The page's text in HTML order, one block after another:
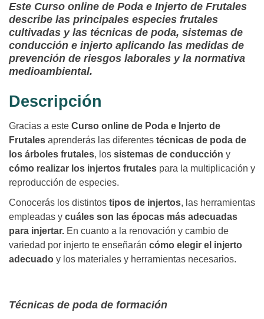
Este Curso online de Poda e Injerto de Frutales
describe las principales especies frutales
cultivadas y las técnicas de poda, sistemas de
conducción e injerto aplicando las medidas de
prevención de riesgos laborales y la normativa
medioambiental.
Descripción
Gracias a este Curso online de Poda e Injerto de
Frutales aprenderás las diferentes técnicas de poda de
los árboles frutales, los sistemas de conducción y
cómo realizar los injertos frutales para la multiplicación y
reproducción de especies.
Conocerás los distintos tipos de injertos, las herramientas
empleadas y cuáles son las épocas más adecuadas
para injertar. En cuanto a la renovación y cambio de
variedad por injerto te enseñarán cómo elegir el injerto
adecuado y los materiales y herramientas necesarios.
Técnicas de poda de formación